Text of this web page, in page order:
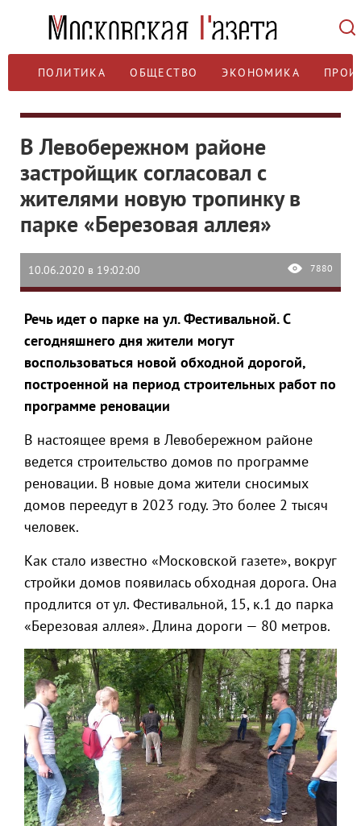
ПОЛИТИКА ОБЩЕСТВО ЭКОНОМИКА
В Левобережном районе
застройщик согласовал с
жителями новую тропинку в
парке «Березовая аллея»
10.06.2020 в 19:02:00 7880
Речь идет о парке на ул. Фестивальной. С
сегодняшнего дня жители могут
воспользоваться новой обходной дорогой,
построенной на период строительных работ по
программе реновации​
В настоящее время в Левобережном районе
ведется строительство домов по программе
реновации. В новые дома жители сносимых
домов переедут в 2023 году. Это более 2 тысяч
человек.
Как стало известно «Московской газете», вокруг
стройки домов появилась обходная дорога. Она
продлится от ул. Фестивальной, 15, к.1 до парка
«Березовая аллея». Длина дороги — 80 метров.